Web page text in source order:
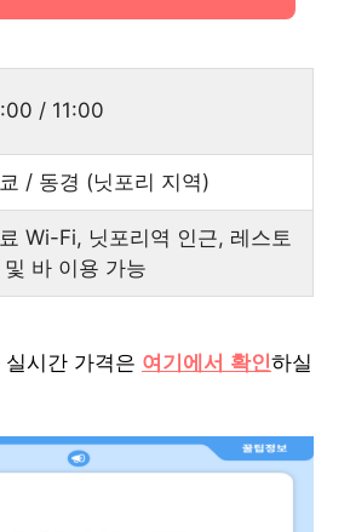
/ 11:00
/ 동경 (닛포리 지역)
Wi-Fi, 닛포리역 인근, 레스토
및 바 이용 가능
시간 가격은 여기에서 확인하실